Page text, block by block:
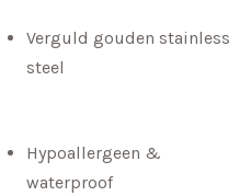
Verguld gouden stainless
steel
Hypoallergeen &
waterproof